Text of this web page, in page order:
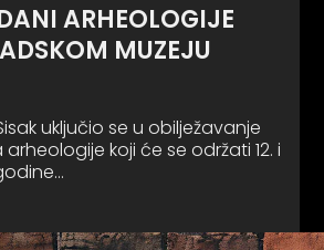
ARHEOLOGIJE
MUZEJU
uključio se u obilježavanje
koji će se održati 12. i